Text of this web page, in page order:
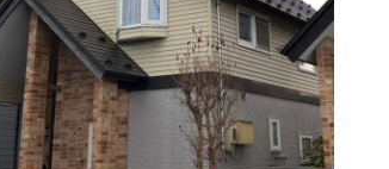
北上市 アパート塗替え工事